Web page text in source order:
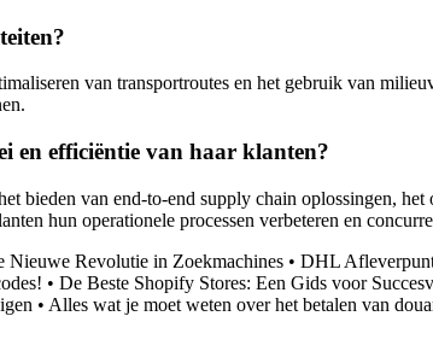
van transportroutes en het gebruik van
en efficiëntie van haar klanten?
van end-to-end supply chain oplossingen, het
hun operationele processen verbeteren en
Revolutie in Zoekmachines • DHL
• De Beste Shopify Stores: Een Gids voor
• Alles wat je moet weten over het betalen van